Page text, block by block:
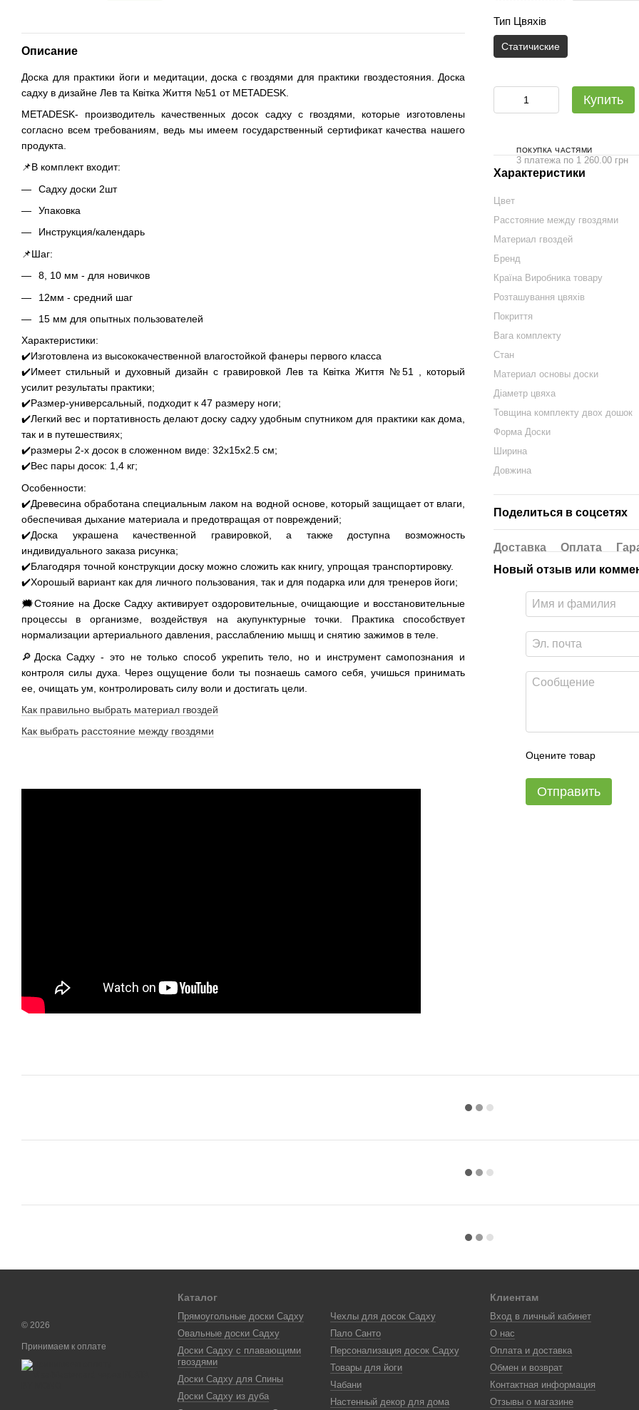
Описание
Доска для практики йоги и медитации, доска с гвоздями для практики гвоздестояния. Доска
садху в дизайне Лев та Квітка Життя №51 от METADESK.
METADESK- производитель качественных досок садху с гвоздями, которые изготовлены
согласно всем требованиям, ведь мы имеем государственный сертификат качества нашего
продукта.
📌В комплект входит:
Садху доски 2шт
Упаковка
Инструкция/календарь
📌Шаг:
8, 10 мм - для новичков
12мм - средний шаг
15 мм для опытных пользователей
Характеристики:
✔️Изготовлена из высококачественной влагостойкой фанеры первого класса
✔️Имеет стильный и духовный дизайн с гравировкой Лев та Квітка Життя №51 , который
усилит результаты практики;
✔️Размер-универсальный, подходит к 47 размеру ноги;
✔️Легкий вес и портативность делают доску садху удобным спутником для практики как дома,
так и в путешествиях;
✔️размеры 2-х досок в сложенном виде: 32х15х2.5 см;
✔️Вес пары досок: 1,4 кг;
Особенности:
✔️Древесина обработана специальным лаком на водной основе, который защищает от влаги,
обеспечивая дыхание материала и предотвращая от повреждений;
✔️Доска украшена качественной гравировкой, а также доступна возможность
индивидуального заказа рисунка;
✔️Благодяря точной конструкции доску можно сложить как книгу, упрощая транспортировку.
✔️Хорошый вариант как для личного пользования, так и для подарка или для тренеров йоги;
🗯Стояние на Доске Садху активирует оздоровительные, очищающие и восстановительные
процессы в организме, воздействуя на акупунктурные точки. Практика способствует
нормализации артериального давления, расслаблению мышц и снятию зажимов в теле.
🔎Доска Садху - это не только способ укрепить тело, но и инструмент самопознания и
контроля силы духа. Через ощущение боли ты познаешь самого себя, учишься принимать
ее, очищать ум, контролировать силу воли и достигать цели.
Как правильно выбрать материал гвоздей
Как выбрать расстояние между гвоздями
Тип Цвяхів
Статичиские
Купить
ПОКУПКА ЧАСТЯМИ
3 платежа по 1 260.00 грн
Характеристики
Цвет
Расстояние между гвоздями
Материал гвоздей
Бренд
Країна Виробника товару
Розташування цвяхів
Покриття
Вага комплекту
Стан
Материал основы доски
Діаметр цвяха
Товщина комплекту двох дошок
Форма Доски
Ширина
Довжина
Поделиться в соцсетях
Доставка Оплата
Новый отзыв или
Оцените товар
Отправить
© 2026
Принимаем к оплате
Каталог
Прямоугольные доски Садху
Овальные доски Садху
Доски Садху с плавающими
гвоздями
Доски Садху для Спины
Доски Садху из дуба
Чехлы для досок Садху
Пало Санто
Персонализация досок Садху
Товары для йоги
Чабани
Настенный декор для дома
Клиентам
Вход в личный кабинет
О нас
Оплата и доставка
Обмен и возврат
Контактная информация
Отзывы о магазине